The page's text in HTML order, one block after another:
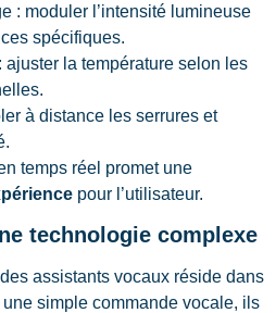
: moduler l’intensité lumineuse
spécifiques.
la température selon les
à distance les serrures et
temps réel promet une
pour l’utilisateur.
technologie complexe
assistants vocaux réside dans
simple commande vocale, ils